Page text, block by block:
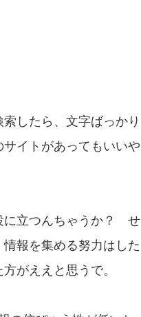
索したら、文字ばっかり
サイトがあってもいいや
に立つんちゃうか？ せ
報を集める努力はした
がええと思うで。